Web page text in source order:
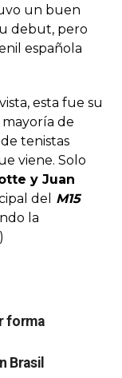
un buen
debut, pero
española
esta fue su
de
tenistas
viene. Solo
y Juan
del
M15
la
forma
Brasil